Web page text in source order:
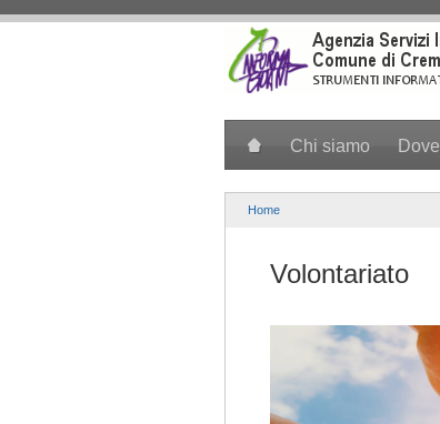
Chi siamo Dove
Home
Volontariato